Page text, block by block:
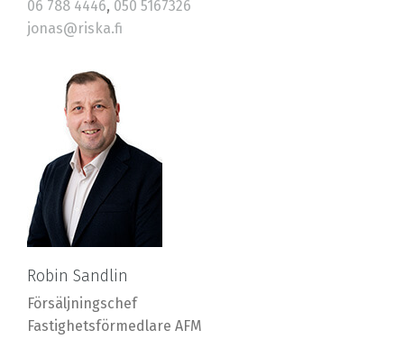
06 788 4446, 050 5167326
jonas@riska.fi
Robin Sandlin
Försäljningschef
Fastighetsförmedlare AFM